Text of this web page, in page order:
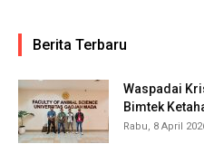
Berita Terbaru
Waspadai
Bimtek
Rabu, 8 April